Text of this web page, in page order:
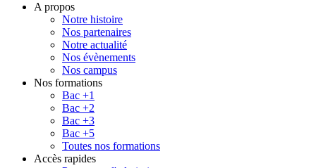
A propos
Notre histoire
Nos partenaires
Notre actualité
Nos évènements
Nos campus
Nos formations
Bac +1
Bac +2
Bac +3
Bac +5
Toutes nos formations
Accès rapides